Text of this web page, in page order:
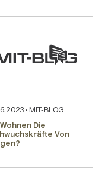
· MIT-BLOG
Die
Von